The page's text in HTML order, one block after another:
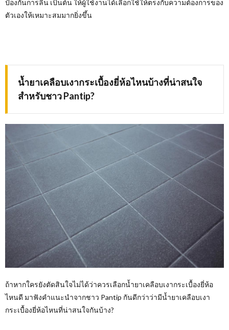
ป้องกันการลื่น เป็นต้น ให้ผู้ใช้งานได้เลือกใช้ให้ตรงกับความต้องการของ
ตัวเองให้เหมาะสมมากยิ่งขึ้น
น้ำยาเคลือบเงากระเบื้องยี่ห้อไหนบ้างที่น่าสนใจ
สำหรับชาวPantip?
ถ้าหากใครยังตัดสินใจไม่ได้ว่าควรเลือกน้ำยาเคลือบเงากระเบื้องยี่ห้อ
ไหนดี มาฟังคำแนะนำจากชาว Pantip กันดีกว่าว่ามีน้ำยาเคลือบเงา
กระเบื้องยี่ห้อไหนที่น่าสนใจกันบ้าง?